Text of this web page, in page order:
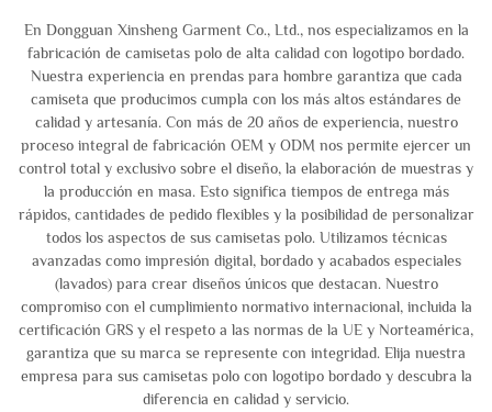
En Dongguan Xinsheng Garment Co., Ltd., nos especializamos en la
fabricación de camisetas polo de alta calidad con logotipo bordado.
Nuestra experiencia en prendas para hombre garantiza que cada
camiseta que producimos cumpla con los más altos estándares de
calidad y artesanía. Con más de 20 años de experiencia, nuestro
proceso integral de fabricación OEM y ODM nos permite ejercer un
control total y exclusivo sobre el diseño, la elaboración de muestras y
la producción en masa. Esto significa tiempos de entrega más
rápidos, cantidades de pedido flexibles y la posibilidad de personalizar
todos los aspectos de sus camisetas polo. Utilizamos técnicas
avanzadas como impresión digital, bordado y acabados especiales
(lavados) para crear diseños únicos que destacan. Nuestro
compromiso con el cumplimiento normativo internacional, incluida la
certificación GRS y el respeto a las normas de la UE y Norteamérica,
garantiza que su marca se represente con integridad. Elija nuestra
empresa para sus camisetas polo con logotipo bordado y descubra la
diferencia en calidad y servicio.